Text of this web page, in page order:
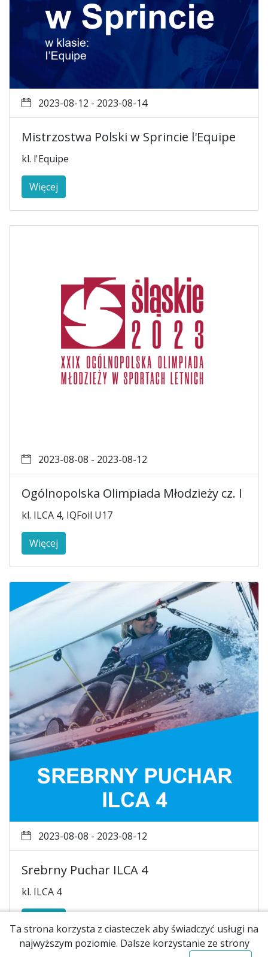
2023-08-12 - 2023-08-14
Mistrzostwa Polski w Sprincie l'Equipe
kl. l'Equipe
Więcej
2023-08-08 - 2023-08-12
Ogólnopolska Olimpiada Młodzieży cz. I
kl. ILCA 4, IQFoil U17
Więcej
2023-08-08 - 2023-08-12
Srebrny Puchar ILCA 4
kl. ILCA 4
Ta strona korzysta z ciasteczek aby świadczyć usługi na
najwyższym poziomie. Dalsze korzystanie ze strony